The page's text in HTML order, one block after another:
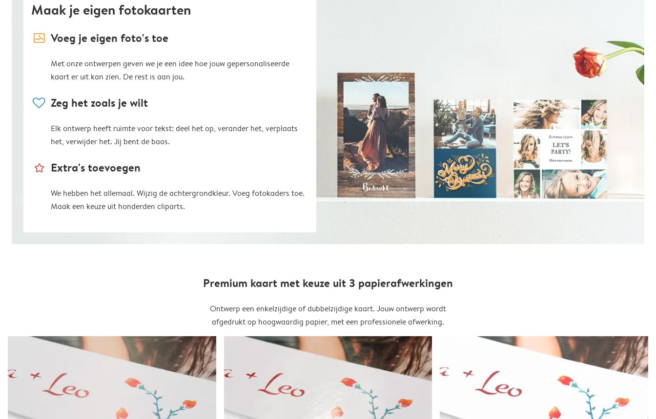
Maak je eigen fotokaarten
image_placeholder Voeg je eigen foto's toe
Met onze ontwerpen geven we je een idee hoe jouw gepersonaliseerde
kaart er uit kan zien. De rest is aan jou.
heart Zeg het zoals je wilt
Elk ontwerp heeft ruimte voor tekst: deel het op, verander het, verplaats
het, verwijder het. Jij bent de baas.
star_outline Extra's toevoegen
We hebben het allemaal. Wijzig de achtergrondkleur. Voeg fotokaders toe.
Maak een keuze uit honderden cliparts.
Premium kaart met keuze uit 3 papierafwerkingen
Ontwerp een enkelzijdige of dubbelzijdige kaart. Jouw ontwerp wordt
afgedrukt op hoogwaardig papier, met een professionele afwerking.